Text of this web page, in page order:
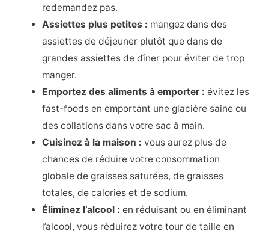
redemandez pas.
Assiettes plus petites : mangez dans des
assiettes de déjeuner plutôt que dans de
grandes assiettes de dîner pour éviter de trop
manger.
Emportez des aliments à emporter : évitez les
fast-foods en emportant une glacière saine ou
des collations dans votre sac à main.
Cuisinez à la maison : vous aurez plus de
chances de réduire votre consommation
globale de graisses saturées, de graisses
totales, de calories et de sodium.
Éliminez l’alcool : en réduisant ou en éliminant
l’alcool, vous réduirez votre tour de taille en